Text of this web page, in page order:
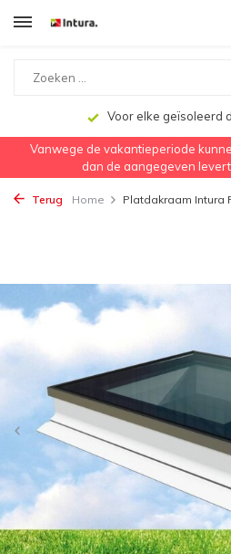
Voor elke geïsoleerd
Vanwege de vakantieperiode
dan de aangegeven
Terug Home Platdakraam Intura